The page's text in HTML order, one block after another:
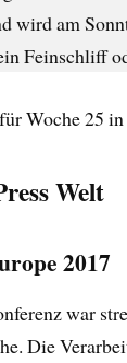
wird am
Feinschliff
Woche 25
Welt
2017
war
Die